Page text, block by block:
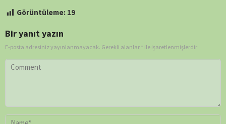
Görüntüleme: 19
Bir yanıt yazın
E-posta adresiniz yayınlanmayacak. Gerekli alanlar * ile işaretlenmişlerdir